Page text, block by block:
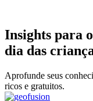
Insights para
dia das
Aprofunde seus
ricos e gratuitos.